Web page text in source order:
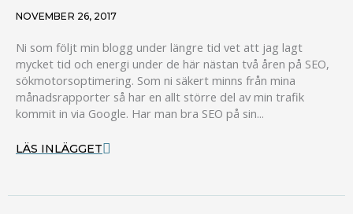
NOVEMBER 26, 2017
Ni som följt min blogg under längre tid vet att jag lagt
mycket tid och energi under de här nästan två åren på SEO,
sökmotorsoptimering. Som ni säkert minns från mina
månadsrapporter så har en allt större del av min trafik
kommit in via Google. Har man bra SEO på sin...
LÄS INLÄGGET